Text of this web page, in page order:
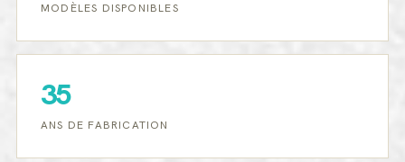
MODÈLES DISPONIBLES
35
ANS DE FABRICATION